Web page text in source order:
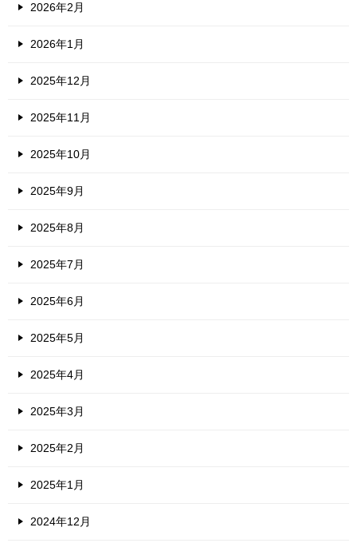
2026年2月
2026年1月
2025年12月
2025年11月
2025年10月
2025年9月
2025年8月
2025年7月
2025年6月
2025年5月
2025年4月
2025年3月
2025年2月
2025年1月
2024年12月